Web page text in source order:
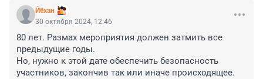
Йёхан
30 октября 2024, 12:46
80 лет. Размах мероприятия должен затмить все
предыдущие годы.
Но, нужно к этой дате обеспечить безопасность
участников, закончив так или иначе происходящее.